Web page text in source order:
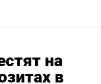
на
в